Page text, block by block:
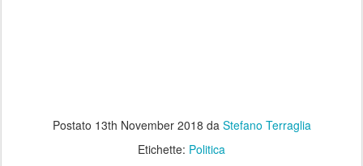
Postato 13th November 2018 da Stefano Terraglia
Etichette: Politica